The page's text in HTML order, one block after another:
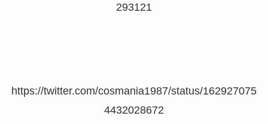
293121
https://twitter.com/cosmania1987/status/162927075
4432028672